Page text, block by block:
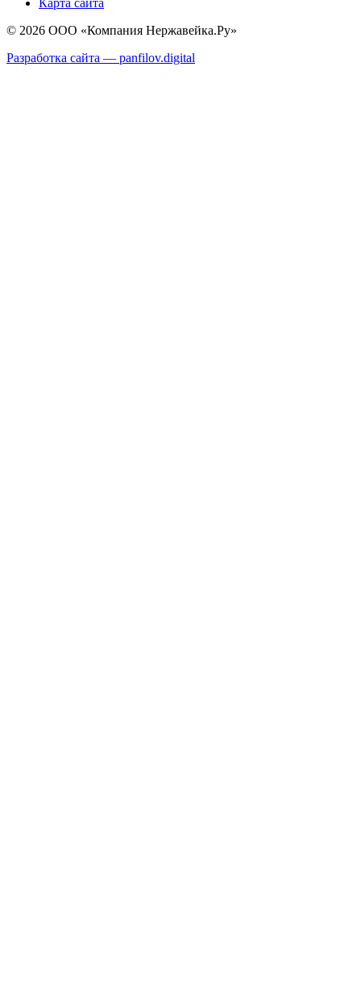
Карта сайта
© 2026 ООО «Компания Нержавейка.Ру»
Разработка сайта — panfilov.digital